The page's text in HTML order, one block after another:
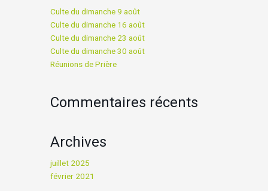
Culte du dimanche 9 août
Culte du dimanche 16 août
Culte du dimanche 23 août
Culte du dimanche 30 août
Réunions de Prière
Commentaires récents
Archives
juillet 2025
février 2021